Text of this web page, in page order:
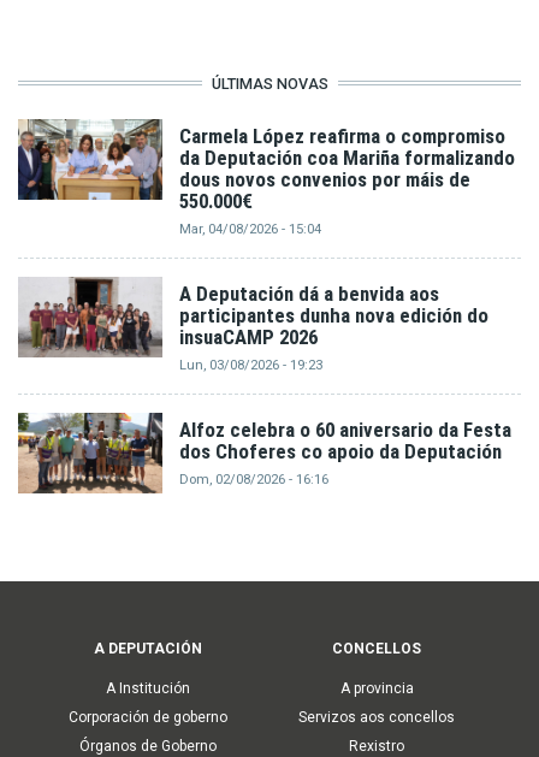
ÚLTIMAS NOVAS
Carmela López reafirma o compromiso
da Deputación coa Mariña formalizando
dous novos convenios por máis de
550.000€
Mar, 04/08/2026 - 15:04
A Deputación dá a benvida aos
participantes dunha nova edición do
insuaCAMP 2026
Lun, 03/08/2026 - 19:23
Alfoz celebra o 60 aniversario da Festa
dos Choferes co apoio da Deputación
Dom, 02/08/2026 - 16:16
navigation
A DEPUTACIÓN
A Institución
Corporación de goberno
Órganos de Goberno
CONCELLOS
A provincia
Servizos aos concellos
Rexistro